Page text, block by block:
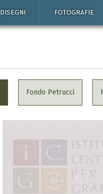
DISEGNI FOTOGRAFIE
Fondo Petrucci